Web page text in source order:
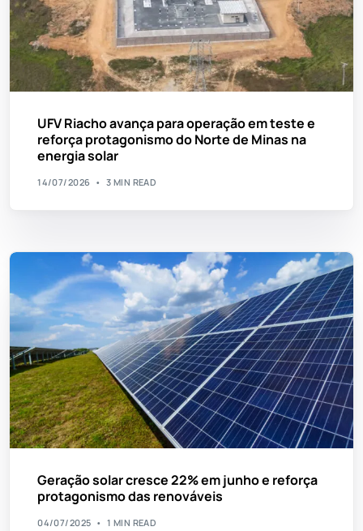
UFV Riacho avança para operação em teste e
reforça protagonismo do Norte de Minas na
energia solar
14/07/2026 3 MIN READ
Geração solar cresce 22% em junho e reforça
protagonismo das renováveis
04/07/2025 1 MIN READ